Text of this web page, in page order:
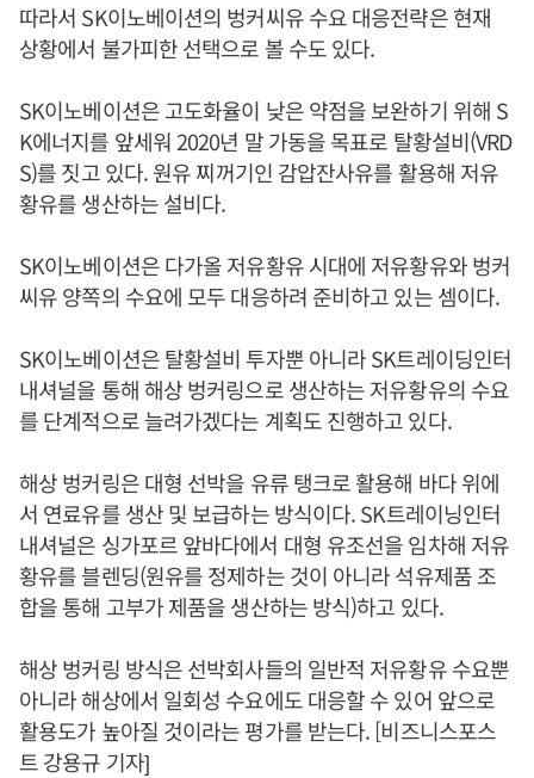
따라서 SK이노베이션의 벙커씨유 수요 대응전략은 현재
상황에서 불가피한 선택으로 볼 수도 있다.
SK이노베이션은 고도화율이 낮은 약점을 보완하기 위해 S
K에너지를 앞세워 2020년 말 가동을 목표로 탈황설비(VRD
S)를 짓고 있다. 원유 찌꺼기인 감압잔사유를 활용해 저유
황유를 생산하는 설비다.
SK이노베이션은 다가올 저유황유 시대에 저유황유와 벙커
씨유 양쪽의 수요에 모두 대응하려 준비하고 있는 셈이다.
SK이노베이션은 탈황설비 투자뿐 아니라 SK트레이딩인터
내셔널을 통해 해상 벙커링으로 생산하는 저유황유의 수요
를 단계적으로 늘려가겠다는 계획도 진행하고 있다.
해상 벙커링은 대형 선박을 유류 탱크로 활용해 바다 위에
서 연료유를 생산 및 보급하는 방식이다. SK트레이닝인터
내셔널은 싱가포르 앞바다에서 대형 유조선을 임차해 저유
황유를 블렌딩(원유를 정제하는 것이 아니라 석유제품 조
합을 통해 고부가 제품을 생산하는 방식)하고 있다.
해상 벙커링 방식은 선박회사들의 일반적 저유황유 수요뿐
아니라 해상에서 일회성 수요에도 대응할 수 있어 앞으로
활용도가 높아질 것이라는 평가를 받는다. [비즈니스포스
트 강용규 기자]